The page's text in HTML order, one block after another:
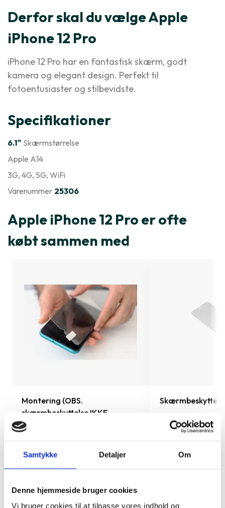
Samtykke Detaljer Om
Denne hjemmeside bruger cookies
Vi bruger cookies til at tilpasse vores indhold og
Derfor skal du vælge Apple
iPhone 12 Pro
iPhone 12 Pro har en fantastisk skærm, godt
kamera og elegant design. Perfekt til
fotoentusiaster og stilbevidste.
Specifikationer
6.1" Skærmstørrelse
Apple A14
3G, 4G, 5G, WiFi
Varenummer 25306
Apple iPhone 12 Pro er ofte
købt sammen med
Montering (OBS.
skærmbeskyttelse IKKE
inkluderet!)
99 kr. TILFØJ
199 kr.